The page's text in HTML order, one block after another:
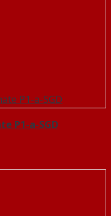
P1-a-SGD